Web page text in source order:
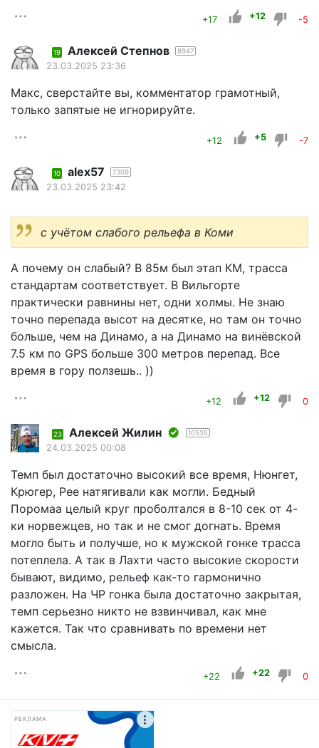
+17 +12 -5
19 Алексей Степнов 8947
23.03.2025 23:36
Макс, сверстайте вы, комментатор грамотный,
только запятые не игнорируйте.
+12 +5 -7
10 alex57 7309
23.03.2025 23:42
с учётом слабого рельефа в Коми
А почему он слабый? В 85м был этап КМ, трасса
стандартам соответствует. В Вильгорте
практически равнины нет, одни холмы. Не знаю
точно перепада высот на десятке, но там он точно
больше, чем на Динамо, а на Динамо на винёвской
7.5 км по GPS больше 300 метров перепад. Все
время в гору ползешь.. ))
+12 +12 0
23 Алексей Жилин 10535
24.03.2025 00:08
Темп был достаточно высокий все время, Нюнгет,
Крюгер, Рее натягивали как могли. Бедный
Поромаа целый круг проболтался в 8-10 сек от 4-
ки норвежцев, но так и не смог догнать. Время
могло быть и получше, но к мужской гонке трасса
потеплела. А так в Лахти часто высокие скорости
бывают, видимо, рельеф как-то гармонично
разложен. На ЧР гонка была достаточно закрытая,
темп серьезно никто не взвинчивал, как мне
кажется. Так что сравнивать по времени нет
смысла.
+22 +22 0
РЕКЛАМА